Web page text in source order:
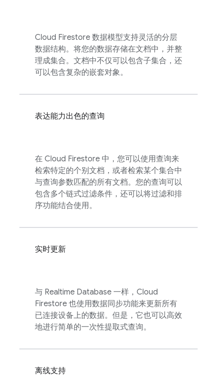
Cloud Firestore 数据模型支持灵活的分层
数据结构。将您的数据存储在文档中，并整
理成集合。文档中不仅可以包含子集合，还
可以包含复杂的嵌套对象。
表达能力出色的查询
在 Cloud Firestore 中，您可以使用查询来
检索特定的个别文档，或者检索某个集合中
与查询参数匹配的所有文档。您的查询可以
包含多个链式过滤条件，还可以将过滤和排
序功能结合使用。
实时更新
与 Realtime Database 一样， Cloud
Firestore 也使用数据同步功能来更新所有
已连接设备上的数据。但是，它也可以高效
地进行简单的一次性提取式查询。
离线支持